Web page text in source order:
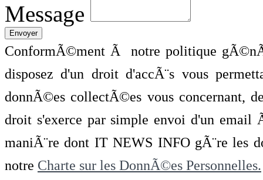
Message
ConformÃ©ment Ã notre politique
disposez d'un droit d'accÃ¨s vous
donnÃ©es collectÃ©es vous concernant,
droit s'exerce par simple envoi d'un
maniÃ¨re dont IT NEWS INFO gÃ¨re les
notre Charte sur les DonnÃ©es Personnelles.